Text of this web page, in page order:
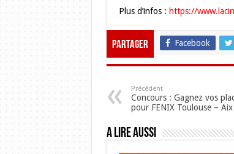
Plus d’infos : https://
Partager Facebook
Précédent
Concours : Gagnez vos
pour FENIX Toulouse –
A lire aussi